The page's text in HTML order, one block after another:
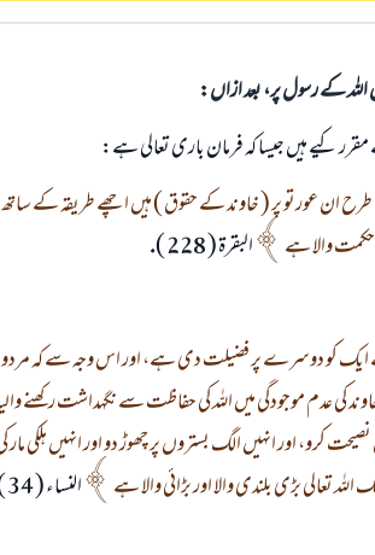
اللہ کے رسول پر، بعد ازاں:
كيے ہيں جيسا كہ فرمان بارى تعالى ہے:
ان عورتو پر ( خاوند كے حقوق ) ہيں اچھے طريقہ كے
والا ہے
البقرۃ ( 228 ).
نے ايك كو دوسرے پر فضيلت دى ہے، اور اس وجہ سے كہ
كى عدم موجودگى ميں اللہ كى حفاظت سے نگہداشت ركھنے
كرو، اور انہيں الگ بستروں پر چھوڑ دو اور انہيں ہلكى مار
تعالى بڑى بلندى والا اور بڑائى والا ہے
النساء ( 34 ).